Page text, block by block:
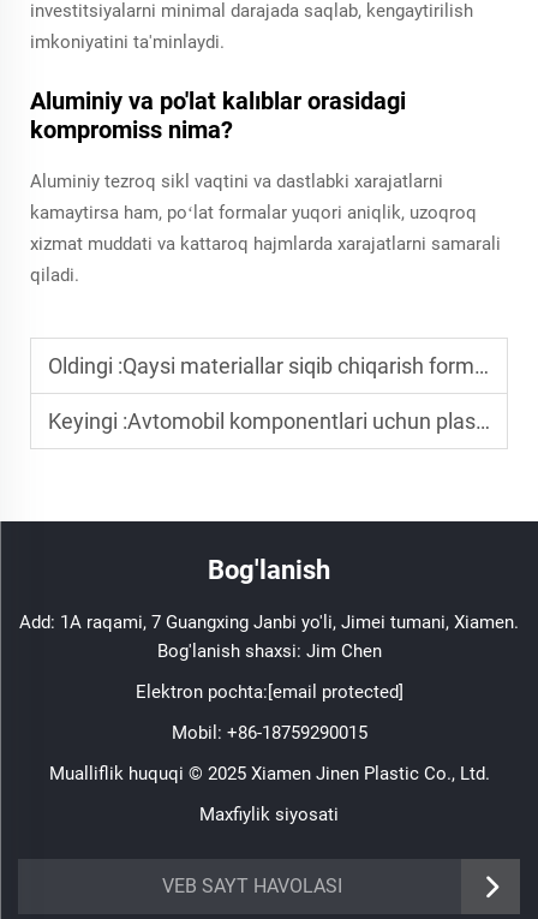
investitsiyalarni minimal darajada saqlab, kengaytirilish
imkoniyatini ta'minlaydi.
Aluminiy va po'lat kalıblar orasidagi
kompromiss nima?
Aluminiy tezroq sikl vaqtini va dastlabki xarajatlarni
kamaytirsa ham, poʻlat formalar yuqori aniqlik, uzoqroq
xizmat muddati va kattaroq hajmlarda xarajatlarni samarali
qiladi.
Oldingi :Qaysi materiallar siqib chiqarish formasi xizmat ko'rsatish muddatini ta'sirlaydi?
Keyingi :Avtomobil komponentlari uchun plastmassa siqib chiqarishda material tanlovi.
Bog'lanish
Add: 1A raqami, 7 Guangxing Janbi yo'li, Jimei tumani, Xiamen.
Bog'lanish shaxsi: Jim Chen
Elektron pochta:[email protected]
Mobil: +86-18759290015
Mualliflik huquqi © 2025 Xiamen Jinen Plastic Co., Ltd.
Maxfiylik siyosati
VEB SAYT HAVOLASI
https://www.jinenplastic.com/service